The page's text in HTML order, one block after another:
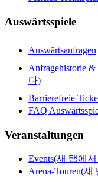
Auswärtsspiele
Auswärtsanfragen
Anfragehistorie &
다)
Barrierefreie
FAQ
Veranstaltungen
Events(새 탭에
Arena-Touren(새